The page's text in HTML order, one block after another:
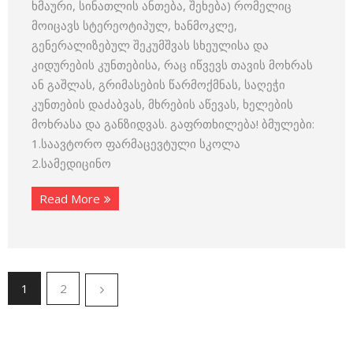
ხმაური, სინათლის ანთება, შეხება) რომელიც
მოიცავს სტერეოტიპულ, ხანმოკლე,
გენერალიზებულ შეკუმშვას სხეულისა და
კიდურების კუნთებისა, რაც იწვევს თავის მოხრას
ან გაშლას, გრიმასების წარმოქმნას, საღეჭი
კუნთების დაძაბვას, მხრების აწევას, ხელების
მოხრასა და განზიდვას. გაფრთხილება! ბმულები:
1.საავტორო ფარმაცევტული სკოლა
2.სამედიცინო
Read More
1 2